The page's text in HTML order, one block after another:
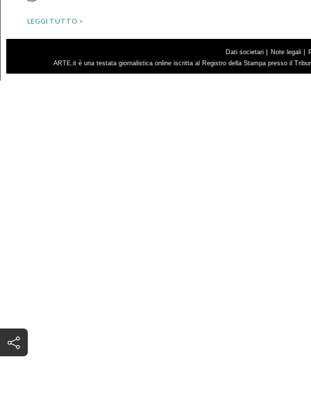
LEGGI TUTTO >
Dati societari | Note legali |
ARTE.it è una testata giornalistica online iscritta al Registro della Stampa presso il